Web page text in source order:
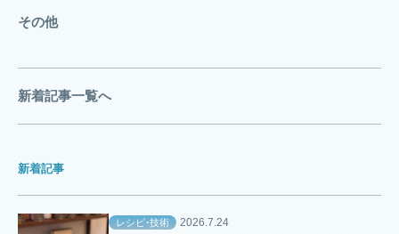
その他
新着記事一覧へ
新着記事
レシピ・技術 2026.7.24